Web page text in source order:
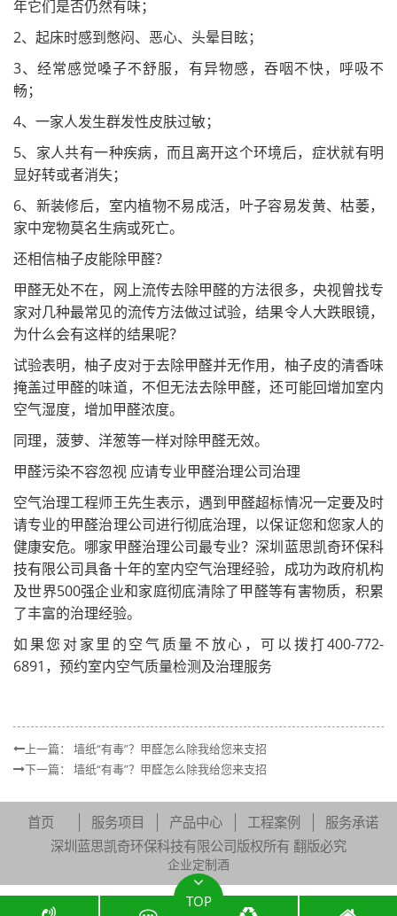
年它们是否仍然有味；
2、起床时感到憋闷、恶心、头晕目眩；
3、经常感觉嗓子不舒服，有异物感，吞咽不快，呼吸不
畅；
4、一家人发生群发性皮肤过敏；
5、家人共有一种疾病，而且离开这个环境后，症状就有明
显好转或者消失；
6、新装修后，室内植物不易成活，叶子容易发黄、枯萎，
家中宠物莫名生病或死亡。
还相信柚子皮能除甲醛？
甲醛无处不在，网上流传去除甲醛的方法很多，央视曾找专
家对几种最常见的流传方法做过试验，结果令人大跌眼镜，
为什么会有这样的结果呢？
试验表明，柚子皮对于去除甲醛并无作用，柚子皮的清香味
掩盖过甲醛的味道，不但无法去除甲醛，还可能回增加室内
空气湿度，增加甲醛浓度。
同理，菠萝、洋葱等一样对除甲醛无效。
甲醛污染不容忽视 应请专业甲醛治理公司治理
空气治理工程师王先生表示，遇到甲醛超标情况一定要及时
请专业的甲醛治理公司进行彻底治理，以保证您和您家人的
健康安危。哪家甲醛治理公司最专业？深圳蓝思凯奇环保科
技有限公司具备十年的室内空气治理经验，成功为政府机构
及世界500强企业和家庭彻底清除了甲醛等有害物质，积累
了丰富的治理经验。
如果您对家里的空气质量不放心，可以拨打400-772-
6891，预约室内空气质量检测及治理服务
上一篇：
墙纸“有毒”？甲醛怎么除我给您来支招
下一篇：
墙纸“有毒”？甲醛怎么除我给您来支招
首页 服务项目 产品中心 工程案例
服务承诺
深圳蓝思凯奇环保科技有限公司版权所有 翻版必究
企业定制酒
TOP